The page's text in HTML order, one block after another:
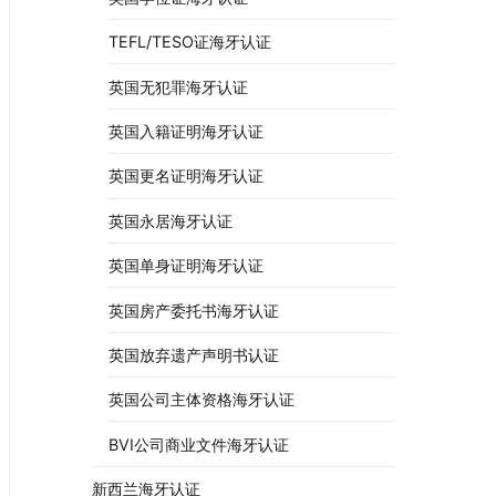
TEFL/TESO证海牙认证
英国无犯罪海牙认证
英国入籍证明海牙认证
英国更名证明海牙认证
英国永居海牙认证
英国单身证明海牙认证
英国房产委托书海牙认证
英国放弃遗产声明书认证
英国公司主体资格海牙认证
BVI公司商业文件海牙认证
新西兰海牙认证